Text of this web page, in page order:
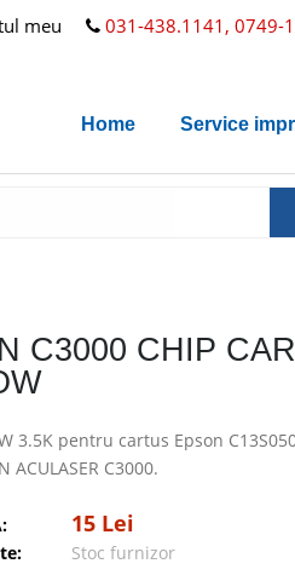
031-438.1141, 0749-
meu
Home Service
C3000 CHIP
3.5K pentru cartus Epson
ACULASER C3000.
15 Lei
Stoc furnizor